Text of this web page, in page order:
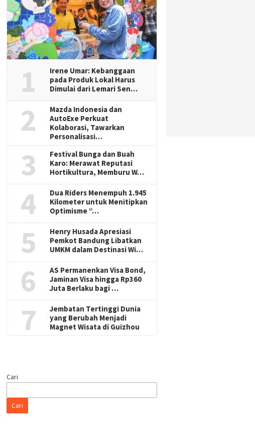
1
Irene Umar: Kebanggaan
pada Produk Lokal Harus
Dimulai dari Lemari Sen…
2
Mazda Indonesia dan
AutoExe Perkuat
Kolaborasi, Tawarkan
Personalisasi…
3
Festival Bunga dan Buah
Karo: Merawat Reputasi
Hortikultura, Memburu W…
4
Dua Riders Menempuh 1.945
Kilometer untuk Menitipkan
Optimisme “…
5
Henry Husada Apresiasi
Pemkot Bandung Libatkan
UMKM dalam Destinasi Wi…
6
AS Permanenkan Visa Bond,
Jaminan Visa hingga Rp360
Juta Berlaku bagi …
7
Jembatan Tertinggi Dunia
yang Berubah Menjadi
Magnet Wisata di Guizhou
Cari
Cari